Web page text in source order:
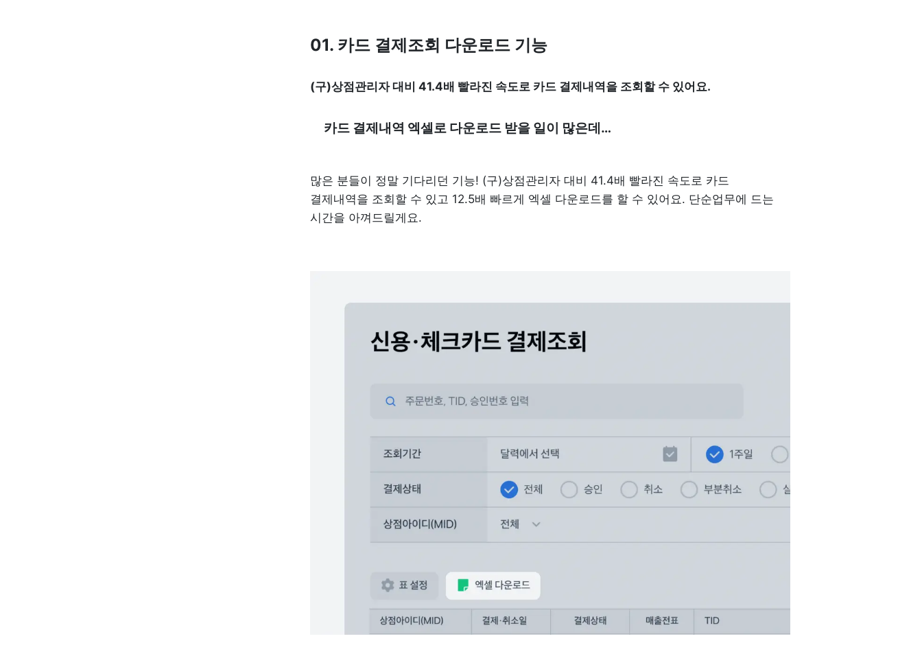
01. 카드 결제조회 다운로드 기능
(구)상점관리자 대비 41.4배 빨라진 속도로 카드 결제내역을 조회할 수 있어요.
카드 결제내역 엑셀로 다운로드 받을 일이 많은데…
많은 분들이 정말 기다리던 기능! (구)상점관리자 대비 41.4배 빨라진 속도로 카드
결제내역을 조회할 수 있고 12.5배 빠르게 엑셀 다운로드를 할 수 있어요. 단순업무에 드는
시간을 아껴드릴게요.